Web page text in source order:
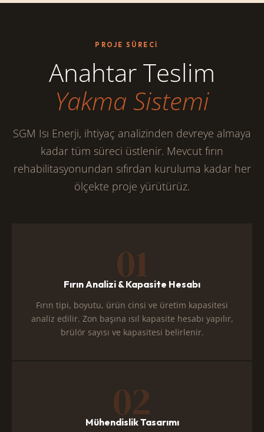
PROJE SÜRECI
Anahtar Teslim
Yakma Sistemi
SGM Isı Enerji, ihtiyaç analizinden devreye almaya
kadar tüm süreci üstlenir. Mevcut fırın
rehabilitasyonundan sıfırdan kuruluma kadar her
ölçekte proje yürütürüz.
01
Fırın Analizi & Kapasite Hesabı
Fırın tipi, boyutu, ürün cinsi ve üretim kapasitesi
analiz edilir. Zon başına ısıl kapasite hesabı yapılır,
brülör sayısı ve kapasitesi belirlenir.
02
Mühendislik Tasarımı